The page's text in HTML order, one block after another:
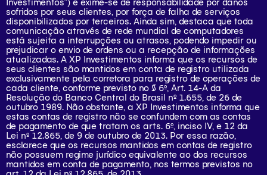
sofridos por seus clientes, por força de falha de serviços
disponibilizados por terceiros. Ainda sim, destaca que toda
comunicação através de rede mundial de computadores
está sujeita a interrupções ou atrasos, podendo impedir ou
prejudicar o envio de ordens ou a recepção de informações
atualizadas. A XP Investimentos informa que os recursos de
seus clientes são mantidos em conta de registro utilizada
exclusivamente pela corretora para registro de operações de
cada cliente, conforme previsto no § 6º, Art. 14-A da
Resolução do Banco Central do Brasil nº 1.655, de 26 de
outubro 1989. Não obstante, a XP Investimentos informa que
estas contas de registro não se confundem com as contas
de pagamento de que tratam os arts. 6º, inciso IV, e 12 da
Lei nº 12.865, de 9 de outubro de 2013. Por essa razão,
esclarece que os recursos mantidos em contas de registro
não possuem regime jurídico equivalente ao dos recursos
mantidos em conta de pagamento, nos termos previstos no